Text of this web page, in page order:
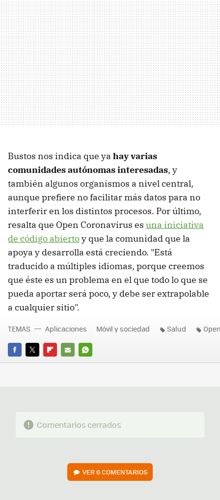
Bustos nos indica que ya hay varias
comunidades autónomas interesadas, y
también algunos organismos a nivel central,
aunque prefiere no facilitar más datos para no
interferir en los distintos procesos. Por último,
resalta que Open Coronavirus es una iniciativa
de código abiertoy que la comunidad que la
apoya y desarrolla está creciendo. "Está
traducido a múltiples idiomas, porque creemos
que éste es un problema en el que todo lo que se
pueda aportar será poco, y debe ser extrapolable
a cualquier sitio".
FACEBOOK
TWITTERFLIPBOARD
E-
WHATSAPP
TEMAS Aplicaciones Móvil y sociedad Salud
Comentarios cerrados
VER 6 COMENTARIOS